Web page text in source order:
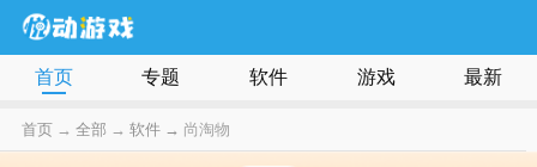
首页 专题 软件 游戏 最新
首页→ 全部 → 软件 → 尚淘物